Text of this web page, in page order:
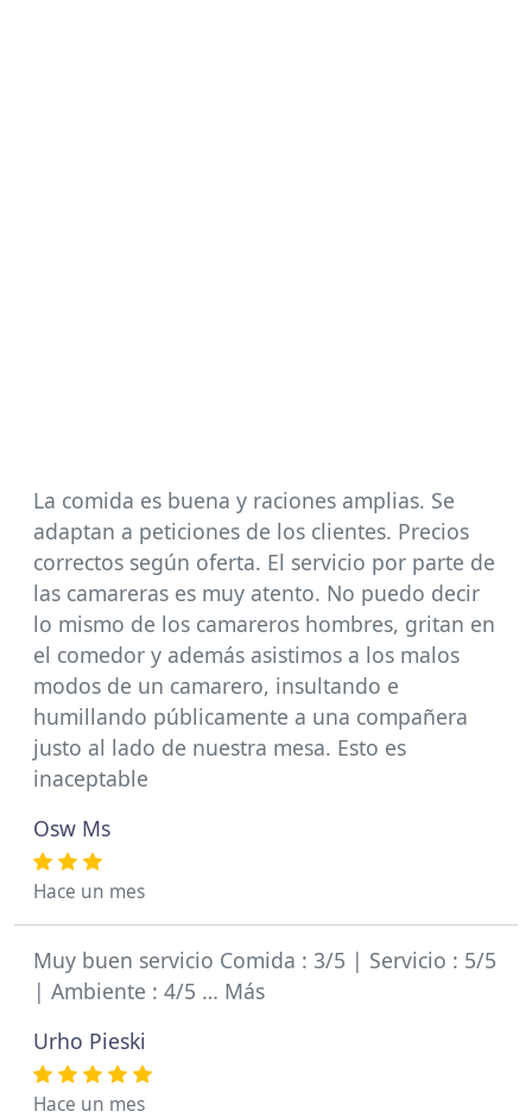
La comida es buena y raciones amplias. Se
adaptan a peticiones de los clientes. Precios
correctos según oferta. El servicio por parte de
las camareras es muy atento. No puedo decir
lo mismo de los camareros hombres, gritan en
el comedor y además asistimos a los malos
modos de un camarero, insultando e
humillando públicamente a una compañera
justo al lado de nuestra mesa. Esto es
inaceptable
Osw Ms
Hace un mes
Muy buen servicio Comida : 3/5 | Servicio : 5/5
| Ambiente : 4/5 … Más
Urho Pieski
Hace un mes